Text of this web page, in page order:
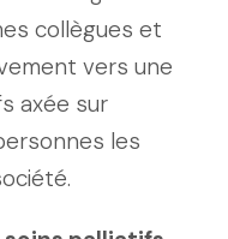
collègues et
vers une
axée sur
les